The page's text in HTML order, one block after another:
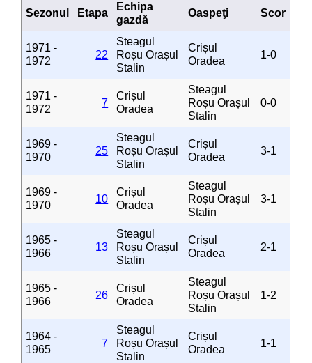
Sezonul Etapa
Echipa
gazdă
Oaspeţi Scor
1971 -
1972
22
Steagul
Roșu Orașul
Stalin
Crișul
Oradea
1-0
1971 -
1972
7
Crișul
Oradea
Steagul
Roșu Orașul
Stalin
0-0
1969 -
1970
25
Steagul
Roșu Orașul
Stalin
Crișul
Oradea
3-1
1969 -
1970
10
Crișul
Oradea
Steagul
Roșu Orașul
Stalin
3-1
1965 -
1966
13
Steagul
Roșu Orașul
Stalin
Crișul
Oradea
2-1
1965 -
1966
26
Crișul
Oradea
Steagul
Roșu Orașul
Stalin
1-2
1964 -
1965
7
Steagul
Roșu Orașul
Stalin
Crișul
Oradea
1-1